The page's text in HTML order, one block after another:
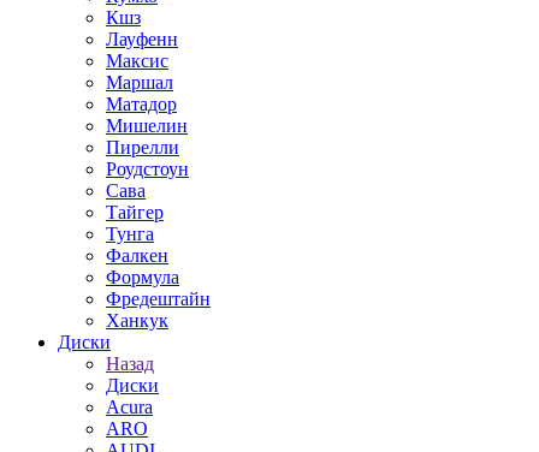
Кшз
Лауфенн
Максис
Маршал
Матадор
Мишелин
Пирелли
Роудстоун
Сава
Тайгер
Тунга
Фалкен
Формула
Фредештайн
Ханкук
Диски
Назад
Диски
Acura
ARO